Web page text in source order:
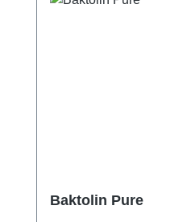
Baktolin Pure